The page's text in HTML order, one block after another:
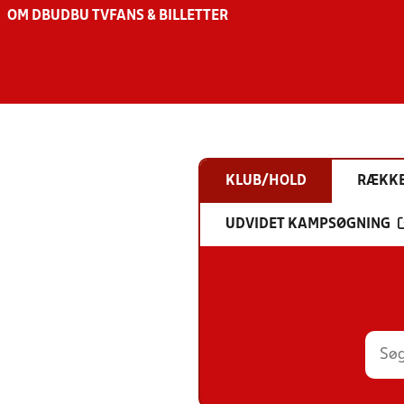
OM DBU DBU TV FANS & BILLETTER
KLUB/HOLD
UDVIDET KAMPSØGNING